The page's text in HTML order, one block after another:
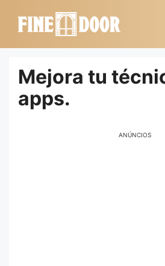
Mejora tu
apps.
ANÚNCIOS